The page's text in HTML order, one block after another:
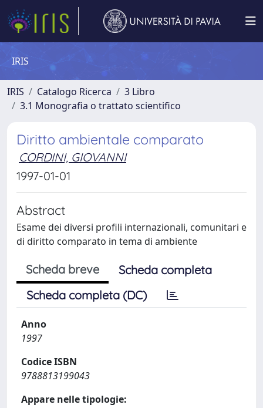
IRIS
IRIS Catalogo Ricerca
3 Libro
3.1 Monografia o trattato scientifico
Diritto ambientale comparato
CORDINI, GIOVANNI
1997-01-01
Abstract
Esame dei diversi profili internazionali, comunitari e
di diritto comparato in tema di ambiente
Scheda breve
Scheda completa
Scheda completa (DC)
Anno
1997
Codice ISBN
9788813199043
Appare nelle tipologie: